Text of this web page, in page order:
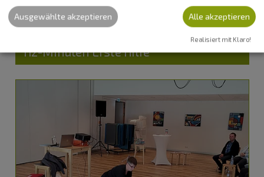
14.09.26
112-Minuten Erste Hilfe
Ausgewählte akzeptieren Alle akzeptieren
Realisiert mit Klaro!